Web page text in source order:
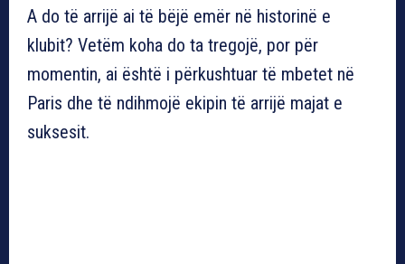
A do të arrijë ai të bëjë emër në historinë e
klubit? Vetëm koha do ta tregojë, por për
momentin, ai është i përkushtuar të mbetet në
Paris dhe të ndihmojë ekipin të arrijë majat e
suksesit.